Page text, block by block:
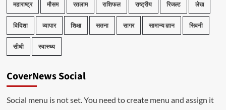
महाराष्ट्र मौसम रतलाम राशिफल राष्ट्रीय रिजल्ट लेख
विदिशा व्यापार शिक्षा सतना सागर सामान्य ज्ञान सिवनी
सीधी स्वास्थ्य
CoverNews Social
Social menu is not set. You need to create menu and assign it